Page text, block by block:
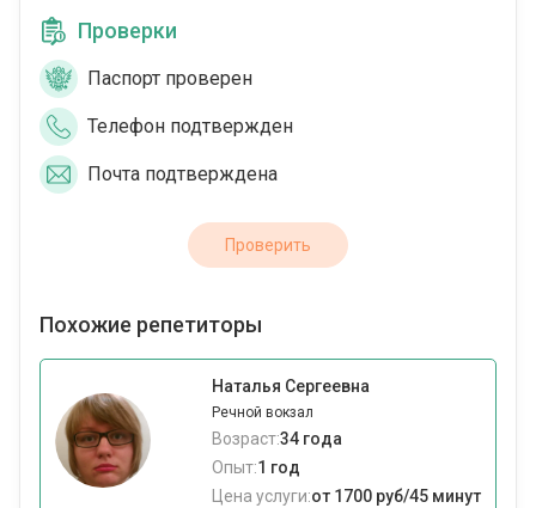
Проверки
Паспорт проверен
Телефон подтвержден
Почта подтверждена
Проверить
Похожие репетиторы
Наталья Сергеевна
Речной вокзал
Возраст:34 года
Опыт:1 год
Цена услуги:от 1700 руб/45 минут